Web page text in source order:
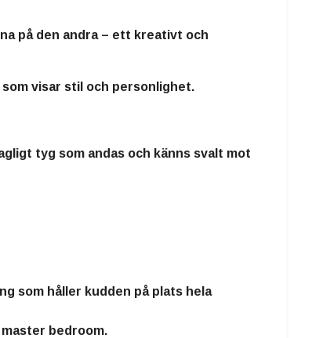
på den andra– ett kreativt och
visar stil och personlighet.
tyg som andas och känns svalt mot
som håller kudden på plats hela
bedroom.